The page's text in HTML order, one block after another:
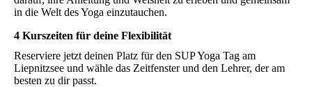
in die Welt des Yoga einzutauchen.
4 Kurszeiten für deine Flexibilität
Reserviere jetzt deinen Platz für den SUP Yoga Tag am
Liepnitzsee und wähle das Zeitfenster und den Lehrer, der am
besten zu dir passt.